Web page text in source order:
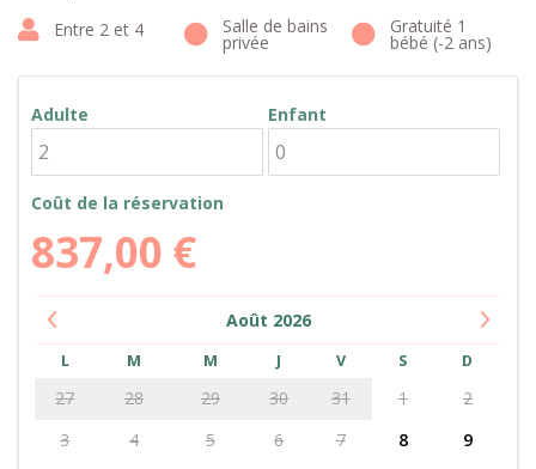
Entre 2 et 4 Salle de bains
privée
Gratuité 1
bébé (-2 ans)
Adulte Enfant
Coût de la réservation
837,00 €
Août 2026
L M M J V S D
27 28 29 30 31 1
2
3
4 5 6 7 8
9